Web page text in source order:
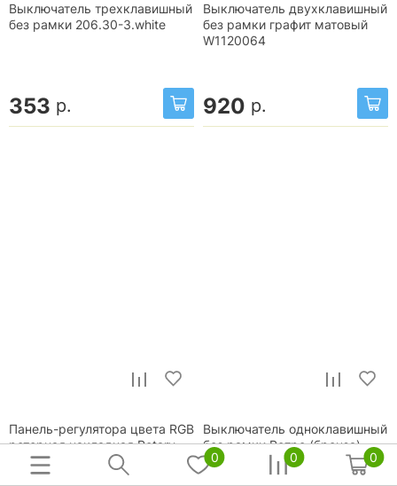
Выключатель трехклавишный
без рамки 206.30-3.white
353 р.
Выключатель двухклавишный
без рамки графит матовый
W1120064
920 р.
Панель-регулятора цвета RGB
роторная накладная Rotary
025137
Выключатель одноклавишный
без рамки Ретро (бронза)
W5712012
0 0 0